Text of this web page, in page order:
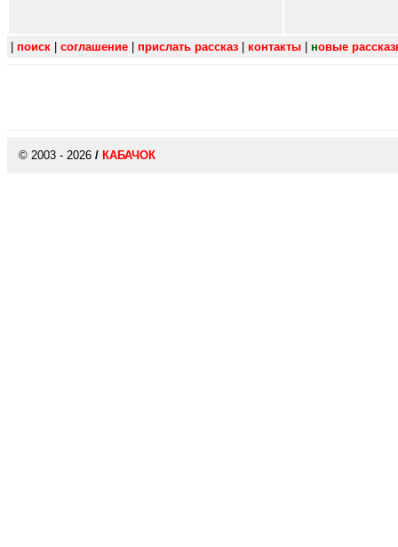
поиск соглашение прислать рассказ контакты новые
© 2003 - 2026 / КАБАЧОК